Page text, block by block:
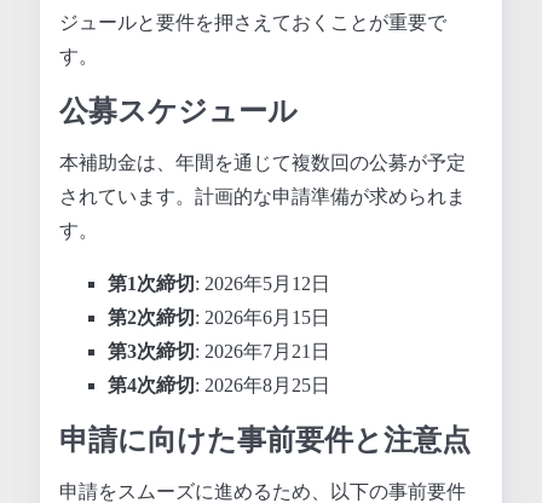
ジュールと要件を押さえておくことが重要で
す。
公募スケジュール
本補助金は、年間を通じて複数回の公募が予定
されています。計画的な申請準備が求められま
す。
第1次締切 : 2026年5月12日
第2次締切 : 2026年6月15日
第3次締切 : 2026年7月21日
第4次締切 : 2026年8月25日
申請に向けた事前要件と注意点
申請をスムーズに進めるため、以下の事前要件